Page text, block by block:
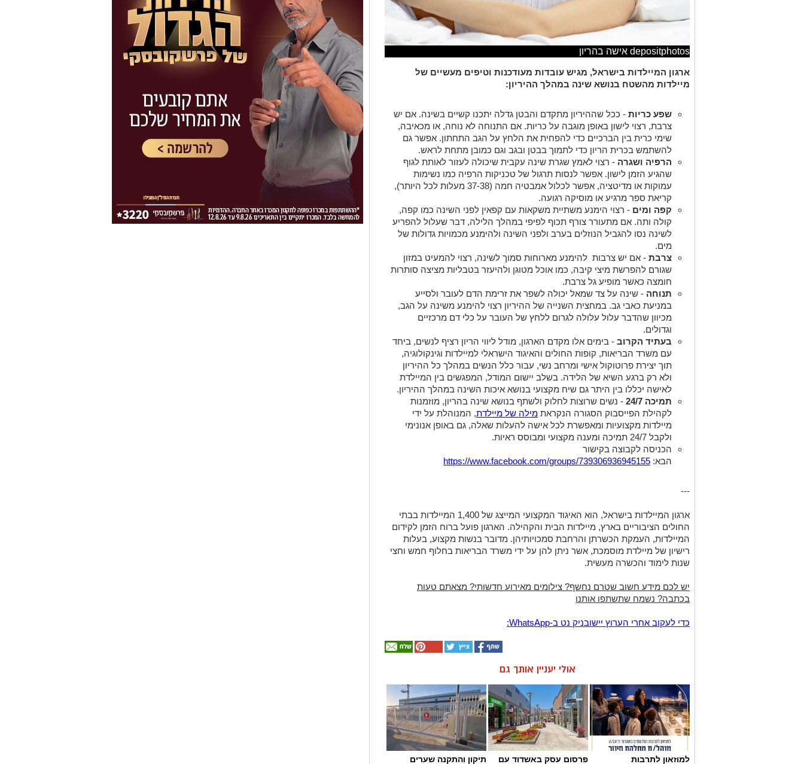
depositphotos אישה בהריון
ארגון המיילדות בישראל, מגיש עובדות מעודכנות וטיפים מעשיים של
מיילדות מהשטח בנושא שינה במהלך ההיריון:
שפע כריות - ככל שההיריון מתקדם והבטן גדלה יתכנו קשיים בשינה. אם יש
צרבת, רצוי לישון באופן מוגבה על כריות. אם התנוחה לא נוחה, או מכאיבה,
שימי כרית בין הברכיים כדי להפחית את הלחץ על הגב התחתון. אפשר גם
להשתמש בכרית הריון כדי לתמוך בבטן ובגב וגם כמובן מתחת לראש.
הרפיה ושגרה - רצוי לאמץ שגרת שינה עקבית שיכולה לעזור לאותת לגוף
שהגיע הזמן לישון. אפשר לנסות תרגול של טכניקות הרפיה כמו נשימות
עמוקות או מדיטציה, אפשר לכלול אמבטיה חמה (37-38 מעלות לכל היותר),
קריאת ספר מרגיע או מוסיקה רגועה.
קפה ומים - רצוי הימנע משתיית משקאות עם קפאין לפני השינה כמו קפה,
קולה ותה. אם מתעורר צורף תכוף לפיפי במהלך הלילה, דבר שעלול להפריע
לשינה נסו להגביל הנוזלים בערב ולפני השינה ולהימנע מכמויות גדולות של
מים.
צרבת - אם יש צרבות להימנע מארוחות סמוך לשינה, רצוי להמעיט במזון
שגורם להפרשת מיצי קיבה, כמו אוכל מטוגן ולהיעזר בטבליות מציצה סותרות
חומצה כאשר מופיע גל צרבת.
תנוחה - שינה על צד שמאל יכולה לשפר את זרימת הדם לעובר ולסייע
במניעת כאבי גב. במחצית השנייה של ההיריון רצוי להימנע משינה על הגב,
מכיוון שהדבר עלול עלולה לגרום ללחץ של העובר על כלי דם מרכזיים
וגדולים.
בעתיד הקרוב - בימים אלו מקדם הארגון, מודל ליווי הריון רציף לנשים, ביחד
עם משרד הבריאות, קופות החולים והאיגוד הישראלי למיילדות וגינקולוגיה,
תוך יצירת פרוטוקול אישי ומרחב נשי, עבור כלל הנשים במהלך כל ההיריון
ולא רק ברגע השיא של הלידה. בשלב יישום המודל, המפגשים בין המיילדת
לאישה יכללו בין היתר גם שיח מקצועי בנושא איכות השינה במהלך ההיריון.
תמיכה 24/7
- נשים שרוצות לחלוק ולשתף בנושא שינה בהריון, מוזמנות
לקהילת הפייסבוק הסגורה הנקראת מילה של מיילדת, המנוהלת על ידי
מיילדות מקצועיות ומאפשרת לכל אישה להעלות שאלה, גם באופן אנונימי
ולקבל 24/7 תמיכה ומענה מקצועי ומבוסס ראיות.
הכניסה לקבוצה בקישור
הבא: https://www.facebook.com/groups/739306936945155
---
ארגון המיילדות בישראל, הוא האיגוד המקצועי המייצג של 1,400 המיילדות בבתי
החולים הציבוריים בארץ, מיילדות הבית והקהילה. הארגון פועל ברוח הזמן לקידום
המיילדות, העמקת הכשרתן והרחבת סמכויותיהן. מדובר בנשות מקצוע, בעלות
רישיון של מיילדת מוסמכת, אשר ניתן להן על ידי משרד הבריאות בחלוף חמש וחצי
שנות לימוד והכשרה מעשית.
יש לכם מידע חשוב שטרם נחשף? צילומים מאירוע חדשותי? מצאתם טעות
בכתבה? נשמח שתשתפו אותנו
‏כדי לעקוב אחרי הערוץ יישובניק נט ב-WhatsApp:‏‏‏
אולי יעניין אותך גם
למוזאון לתרבות
פרסום עסק באשדוד עם
תיקון והתקנה שערים